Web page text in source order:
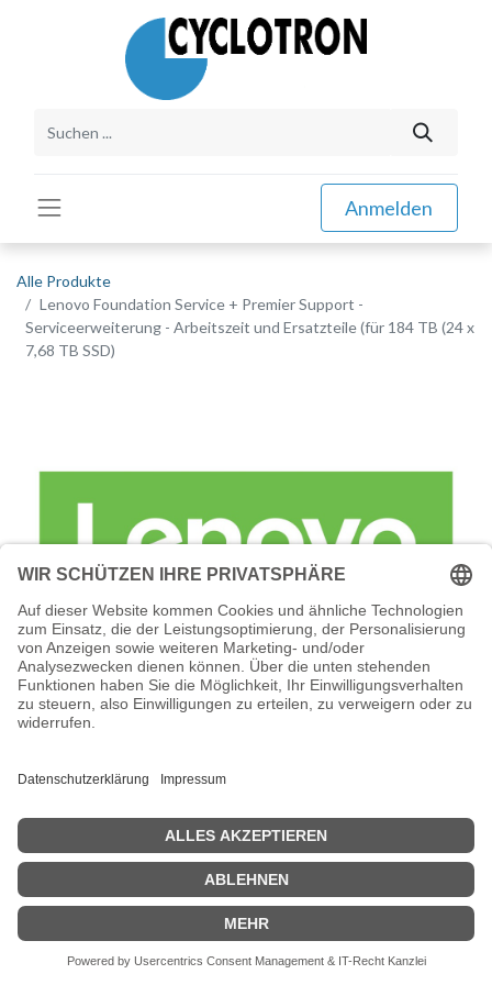
Anmelden
Alle Produkte
Lenovo Foundation Service + Premier Support -
Serviceerweiterung - Arbeitszeit und Ersatzteile (für 184 TB (24 x
7,68 TB SSD)
Lenovo Foundation Service + Premier
Support - Serviceerweiterung -
Arbeitszeit und Ersatzteile (für 184 TB
(24 x 7,68 TB SSD)
Lenovo Foundation Service + Premier Support -